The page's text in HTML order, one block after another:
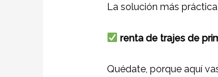
La solución más
renta de trajes de
Quédate, porque aquí